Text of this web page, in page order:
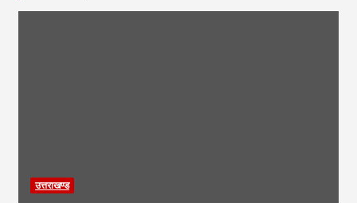
उत्तराखण्ड